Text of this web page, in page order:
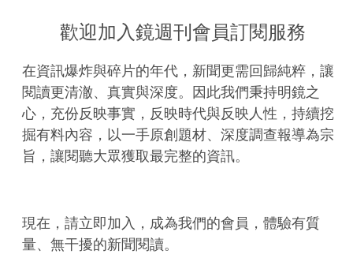
歡迎加入鏡週刊會員訂閱服務
在資訊爆炸與碎片的年代，新聞更需回歸純粹，讓
閱讀更清澈、真實與深度。因此我們秉持明鏡之
心，充份反映事實，反映時代與反映人性，持續挖
掘有料內容，以一手原創題材、深度調查報導為宗
旨，讓閱聽大眾獲取最完整的資訊。
現在，請立即加入，成為我們的會員，體驗有質
量、無干擾的新聞閱讀。